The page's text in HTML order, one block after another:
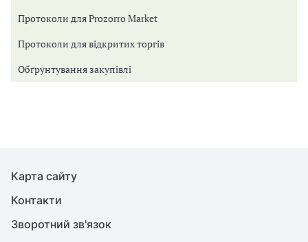
Протоколи для Prozorro Market
Протоколи для відкритих торгів
Обґрунтування закупівлі
Карта сайту
Контакти
Зворотний зв'язок